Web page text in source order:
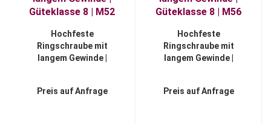
Hochfeste
Ringschraube mit
langem Gewinde |
Preis auf Anfrage
Hochfeste
Ringschraube mit
langem Gewinde |
Preis auf Anfrage